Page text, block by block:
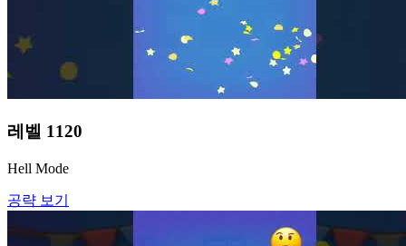
레벨 1120
Hell Mode
공략 보기